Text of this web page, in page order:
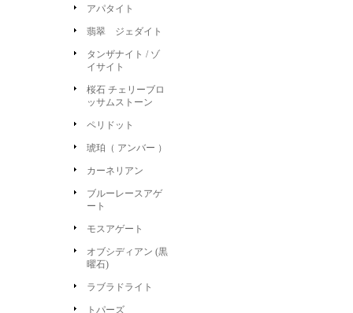
アパタイト
翡翠 ジェダイト
タンザナイト / ゾ
イサイト
桜石 チェリーブロ
ッサムストーン
ペリドット
琥珀（ アンバー ）
カーネリアン
ブルーレースアゲ
ート
モスアゲート
オブシディアン (黒
曜石)
ラブラドライト
トパーズ